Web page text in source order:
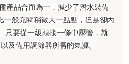
產品合而為一，減少了潛水裝備
一般充閥稍微大一點點，但是卻內
只要從一級頭接一條中壓管，就
及備用調節器所需的氣源。